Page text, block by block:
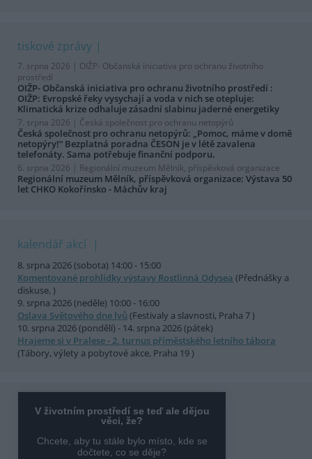
tiskové zprávy
7. srpna 2026 | OIŽP- Občanská iniciativa pro ochranu životního
prostředí
OIŽP- Občanská iniciativa pro ochranu životního prostředí :
OIŽP: Evropské řeky vysychají a voda v nich se otepluje:
Klimatická krize odhaluje zásadní slabinu jaderné energetiky
7. srpna 2026 | Česká společnost pro ochranu netopýrů
Česká společnost pro ochranu netopýrů: „Pomoc, máme v domě
netopýry!“ Bezplatná poradna ČESON je v létě zavalena
telefonáty. Sama potřebuje finanční podporu.
6. srpna 2026 | Regionální muzeum Mělník, příspěvková organizace
Regionální muzeum Mělník, příspěvková organizace: Výstava 50
let CHKO Kokořínsko - Máchův kraj
kalendář akcí
8. srpna 2026 (sobota) 14:00 - 15:00
Komentované prohlídky výstavy Rostlinná Odysea (Přednášky a
diskuse, )
9. srpna 2026 (neděle) 10:00 - 16:00
Oslava Světového dne lvů (Festivaly a slavnosti, Praha 7 )
10. srpna 2026 (pondělí) - 14. srpna 2026 (pátek)
Hrajeme si v Pralese - 2. turnus příměstského letního tábora
(Tábory, výlety a pobytové akce, Praha 19 )